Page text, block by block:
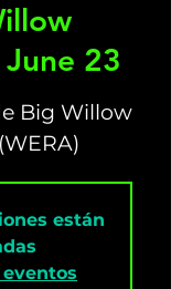
23
Big Willow
están